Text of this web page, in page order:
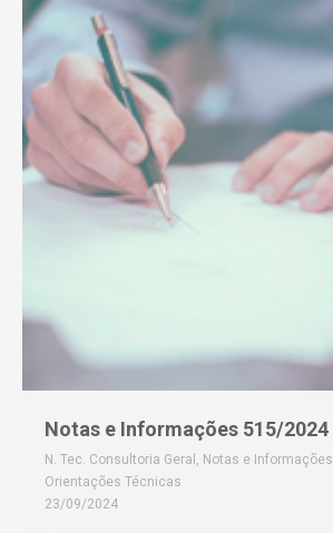
Notas e Informações 515/2024
N. Tec. Consultoria Geral , Notas e Informações
Orientações Técnicas
23/09/2024